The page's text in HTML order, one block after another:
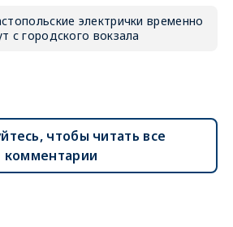
электрички временно
с городского вокзала
чтобы читать все
комментарии